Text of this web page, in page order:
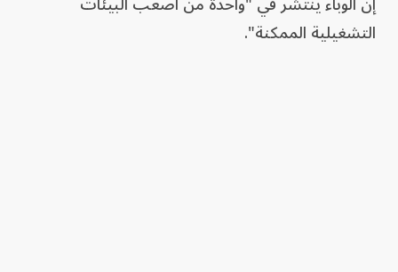
التشغيلية الممكنة".